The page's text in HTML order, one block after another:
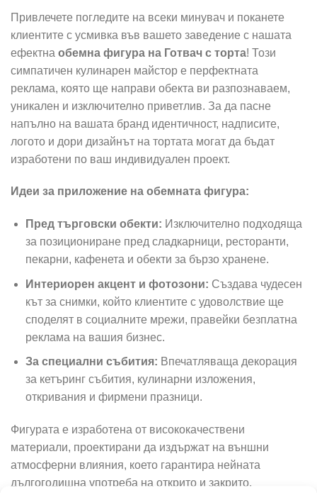
Привлечете погледите на всеки минувач и поканете
клиентите с усмивка във вашето заведение с нашата
ефектна обемна фигура на Готвач с торта! Този
симпатичен кулинарен майстор е перфектната
реклама, която ще направи обекта ви разпознаваем,
уникален и изключително приветлив. За да пасне
напълно на вашата бранд идентичност, надписите,
логото и дори дизайнът на тортата могат да бъдат
изработени по ваш индивидуален проект.
Идеи за приложение на обемната фигура:
Пред търговски обекти: Изключително подходяща
за позициониране пред сладкарници, ресторанти,
пекарни, кафенета и обекти за бързо хранене.
Интериорен акцент и фотозони: Създава чудесен
кът за снимки, който клиентите с удоволствие ще
споделят в социалните мрежи, правейки безплатна
реклама на вашия бизнес.
За специални събития: Впечатляваща декорация
за кетъринг събития, кулинарни изложения,
откривания и фирмени празници.
Фигурата е изработена от висококачествени
материали, проектирани да издържат на външни
атмосферни влияния, което гарантира нейната
дългогодишна употреба на открито и закрито.